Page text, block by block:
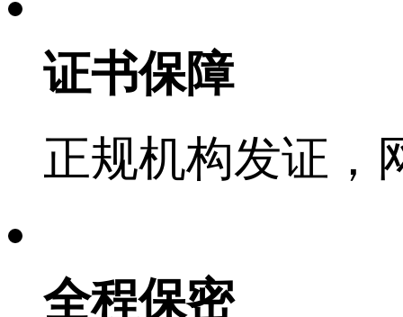
证书保障
正规机构发证，
全程保密